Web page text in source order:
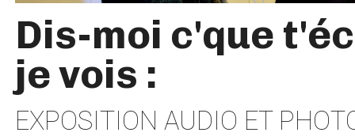
Dis-moi c'que
je vois :
EXPOSITION AUDIO ET